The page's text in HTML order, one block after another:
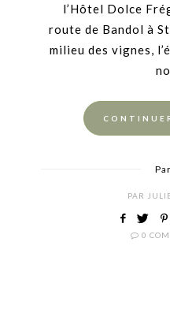
l’Hôtel Dolce
route de Bandol à
milieu des vignes,
PAR
0